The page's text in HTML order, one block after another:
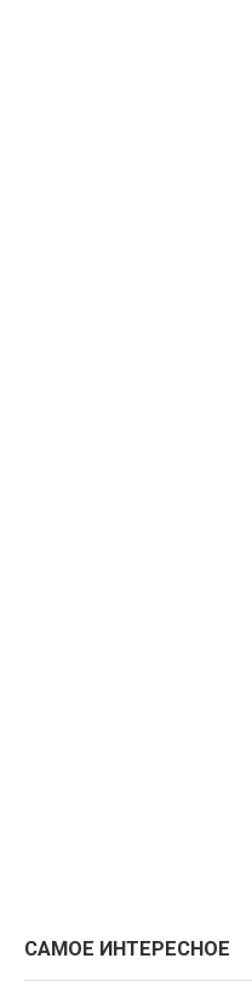
САМОЕ ИНТЕРЕСНОЕ